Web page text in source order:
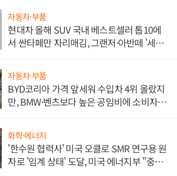
자동차·부품
현대차 올해 SUV 국내 베스트셀러 톱10에
서 싼타페만 자리매김, 그랜저·아반떼 '세단
자동차·부품
BYD코리아 가격 앞세워 수입차 4위 올랐지
만, BMW·벤츠보다 높은 공임비에 소비자
화학·에너지
'한수원 협력사' 미국 오클로 SMR 연구용 원
자로 '임계 상태' 도달, 미국 에너지부 "중요